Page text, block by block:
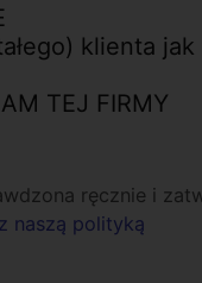
klienta
TEJ FIRMY
ręcznie i
naszą polityką